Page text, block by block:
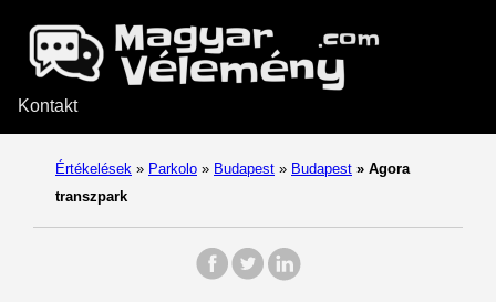
Kontakt
Értékelések » Parkolo » Budapest » Budapest » Agora
transzpark